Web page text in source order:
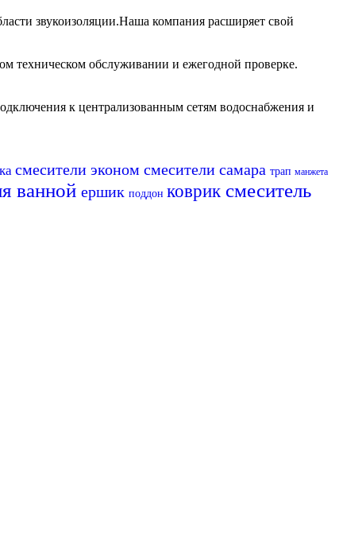
звукоизоляции.Наша компания расширяет свой
техническом обслуживании и ежегодной проверке.
к централизованным сетям водоснабжения и
смесители эконом смесители самара трап манжета
ванной ершик поддон коврик смеситель